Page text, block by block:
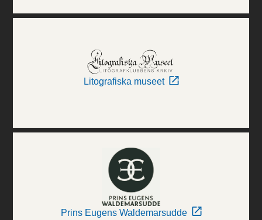
Litografiska museet
Prins Eugens Waldemarsudde